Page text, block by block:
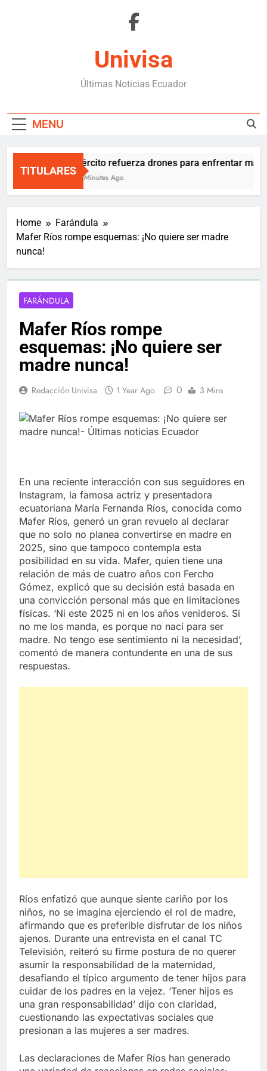
Univisa
Últimas Noticias Ecuador
MENU
TITULARES
Ejército refuerza drones para enfrentar
18 Minutes Ago
Home
Farándula
Mafer Ríos rompe esquemas: ¡No quiere ser madre
nunca!
FARÁNDULA
Mafer Ríos rompe
esquemas: ¡No quiere ser
madre nunca!
Redacción Univisa 1 Year Ago 0 3 Mins
En una reciente interacción con sus seguidores en
Instagram, la famosa actriz y presentadora
ecuatoriana María Fernanda Ríos, conocida como
Mafer Ríos, generó un gran revuelo al declarar
que no solo no planea convertirse en madre en
2025, sino que tampoco contempla esta
posibilidad en su vida. Mafer, quien tiene una
relación de más de cuatro años con Fercho
Gómez, explicó que su decisión está basada en
una convicción personal más que en limitaciones
físicas. ‘Ni este 2025 ni en los años venideros. Si
no me los manda, es porque no nací para ser
madre. No tengo ese sentimiento ni la necesidad’,
comentó de manera contundente en una de sus
respuestas.
Ríos enfatizó que aunque siente cariño por los
niños, no se imagina ejerciendo el rol de madre,
afirmando que es preferible disfrutar de los niños
ajenos. Durante una entrevista en el canal TC
Televisión, reiteró su firme postura de no querer
asumir la responsabilidad de la maternidad,
desafiando el típico argumento de tener hijos para
cuidar de los padres en la vejez. ‘Tener hijos es
una gran responsabilidad’ dijo con claridad,
cuestionando las expectativas sociales que
presionan a las mujeres a ser madres.
Las declaraciones de Mafer Ríos han generado